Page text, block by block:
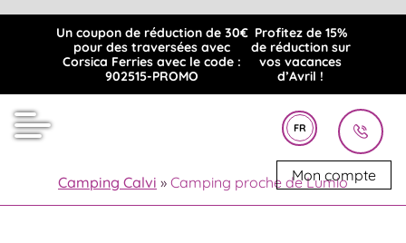
Un coupon de réduction de 30€
pour des traversées avec
Corsica Ferries avec le code :
902515-PROMO
Profitez de 15%
de réduction sur
vos vacances
d’Avril !
FR
Mon compte
Camping Calvi » Camping proche de Lumio